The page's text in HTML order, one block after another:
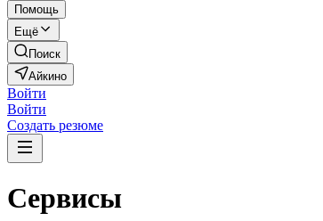
Помощь
Ещё
Поиск
Айкино
Войти
Войти
Создать резюме
Сервисы